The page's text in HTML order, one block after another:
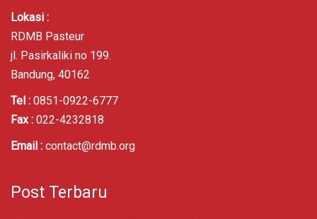
Lokasi :
RDMB Pasteur
jl. Pasirkaliki no 199.
Bandung, 40162
Tel : 0851-0922-6777
Fax : 022-4232818
Email : contact@rdmb.org
Post Terbaru